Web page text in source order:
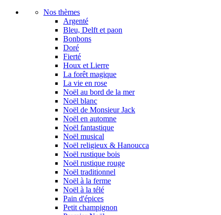
Nos thèmes
Argenté
Bleu, Delft et paon
Bonbons
Doré
Fierté
Houx et Lierre
La forêt magique
La vie en rose
Noël au bord de la mer
Noël blanc
Noël de Monsieur Jack
Noël en automne
Noël fantastique
Noël musical
Noël religieux & Hanoucca
Noël rustique bois
Noël rustique rouge
Noël traditionnel
Noël à la ferme
Noël à la télé
Pain d'épices
Petit champignon